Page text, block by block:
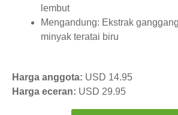
lembut
Mengandung: Ekstrak
minyak teratai biru
Harga anggota: USD 14.95
Harga eceran: USD 29.95